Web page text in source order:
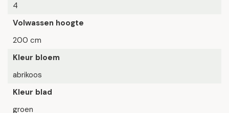
4
Volwassen hoogte
200 cm
Kleur bloem
abrikoos
Kleur blad
groen